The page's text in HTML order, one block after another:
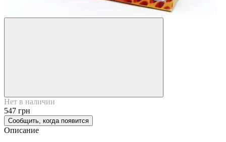
Нет в наличии
547 грн
Сообщить, когда появится
Описание